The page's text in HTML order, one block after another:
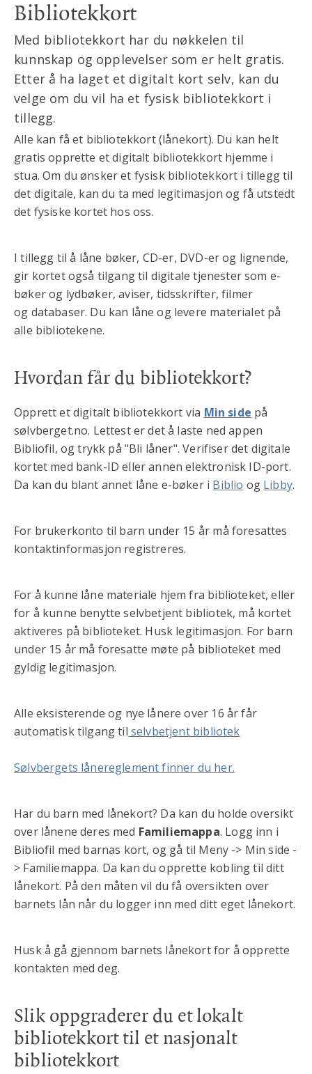
Bibliotekkort
Med bibliotekkort har du nøkkelen til
kunnskap og opplevelser som er helt gratis.
Etter å ha laget et digitalt kort selv, kan du
velge om du vil ha et fysisk bibliotekkort i
tillegg.
Alle kan få et bibliotekkort (lånekort). Du kan helt
gratis opprette et digitalt bibliotekkort hjemme i
stua. Om du ønsker et fysisk bibliotekkort i tillegg til
det digitale, kan du ta med legitimasjon og få utstedt
det fysiske kortet hos oss.
I tillegg til å låne bøker, CD-er, DVD-er og lignende,
gir kortet også tilgang til digitale tjenester som e-
bøker og lydbøker, aviser, tidsskrifter, filmer
og databaser. Du kan låne og levere materialet på
alle bibliotekene.
Hvordan får du bibliotekkort?
Opprett et digitalt bibliotekkort via Min side på
sølvberget.no. Lettest er det å laste ned appen
Bibliofil, og trykk på "Bli låner". Verifiser det digitale
kortet med bank-ID eller annen elektronisk ID-port.
Da kan du blant annet låne e-bøker i Biblio og Libby.
For brukerkonto til barn under 15 år må foresattes
kontaktinformasjon registreres.
For å kunne låne materiale hjem fra biblioteket, eller
for å kunne benytte selvbetjent bibliotek, må kortet
aktiveres på biblioteket. Husk legitimasjon. For barn
under 15 år må foresatte møte på biblioteket med
gyldig legitimasjon.
Alle eksisterende og nye lånere over 16 år får
automatisk tilgang til selvbetjent bibliotek
Sølvbergets lånereglement finner du her.
Har du barn med lånekort? Da kan du holde oversikt
over lånene deres med Familiemappa. Logg inn i
Bibliofil med barnas kort, og gå til Meny -> Min side -
> Familiemappa. Da kan du opprette kobling til ditt
lånekort. På den måten vil du få oversikten over
barnets lån når du logger inn med ditt eget lånekort.
Husk å gå gjennom barnets lånekort for å opprette
kontakten med deg.
Slik oppgraderer du et lokalt
bibliotekkort til et nasjonalt
bibliotekkort